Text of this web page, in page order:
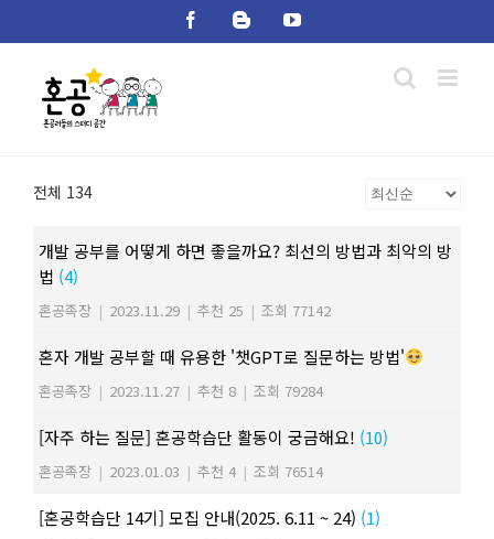
FacebookBloggerYouTube
전체 134
개발 공부를 어떻게 하면 좋을까요? 최선의 방법과 최악의 방
법 (4)
혼공족장 | 2023.11.29 | 추천 25 | 조회 77142
혼자 개발 공부할 때 유용한 '챗GPT로 질문하는 방법'
혼공족장 | 2023.11.27 | 추천 8 | 조회 79284
[자주 하는 질문] 혼공학습단 활동이 궁금해요! (10)
혼공족장 | 2023.01.03 | 추천 4 | 조회 76514
[혼공학습단 14기] 모집 안내(2025. 6.11 ~ 24) (1)